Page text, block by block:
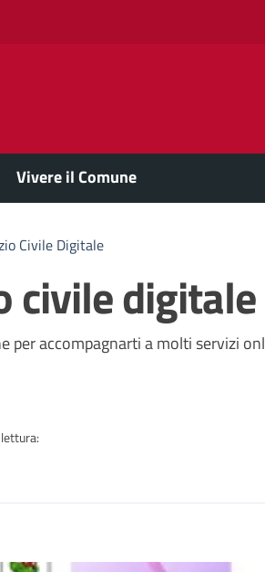
Vivere il Comune
Civile Digitale
civile digitale
per accompagnarti a molti servizi